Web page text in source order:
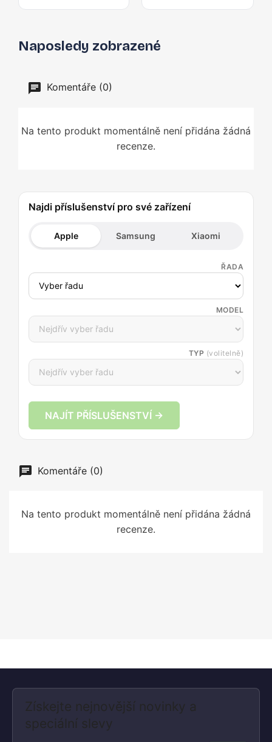
Naposledy zobrazené
Komentáře (0)
Na tento produkt momentálně není přidána žádná
recenze.
Najdi příslušenství pro své zařízení
Apple Samsung Xiaomi
ŘADA
MODEL
TYP (volitelně)
NAJÍT PŘÍSLUŠENSTVÍ →
Komentáře (0)
Na tento produkt momentálně není přidána žádná
recenze.
Získejte nejnovější novinky a
speciální slevy